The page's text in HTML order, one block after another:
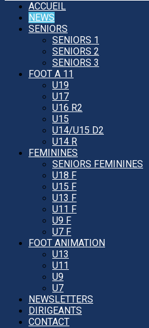
ACCUEIL
NEWS
SENIORS
SENIORS 1
SENIORS 2
SENIORS 3
FOOT A 11
U19
U17
U16 R2
U15
U14/U15 D2
U14 R
FEMININES
SENIORS FEMININES
U18 F
U15 F
U13 F
U11 F
U9 F
U7 F
FOOT ANIMATION
U13
U11
U9
U7
NEWSLETTERS
DIRIGEANTS
CONTACT